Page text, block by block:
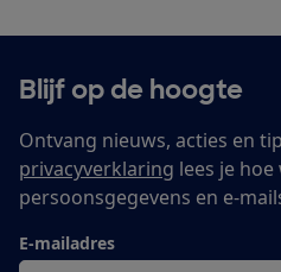
Blijf op de hoogte
Ontvang nieuws, acties en
privacyverklaring lees je
persoonsgegevens en e-
E-mailadres